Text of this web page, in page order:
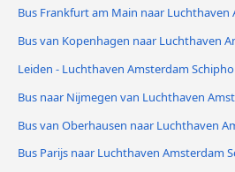
Bus Frankfurt am Main naar Luchthaven
Bus van Kopenhagen naar Luchthaven
Leiden - Luchthaven Amsterdam
Bus naar Nijmegen van Luchthaven
Bus van Oberhausen naar Luchthaven
Bus Parijs naar Luchthaven Amsterdam